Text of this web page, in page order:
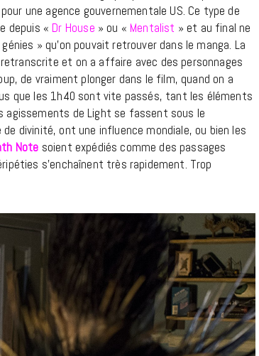
une agence gouvernementale US. Ce type de
depuis «Dr House » ou «Mentalist » et au final ne
» qu’on pouvait retrouver dans le manga. La
et on a affaire avec des personnages
de vraiment plonger dans le film, quand on a
que les 1h40 sont vite passés, tant les éléments
de Light se fassent sous le
divinité, ont une influence mondiale, ou bien les
Note soient expédiés comme des passages
s’enchaînent très rapidement. Trop
We Love Green se met au
la Montagne de
7 JUIN 2026